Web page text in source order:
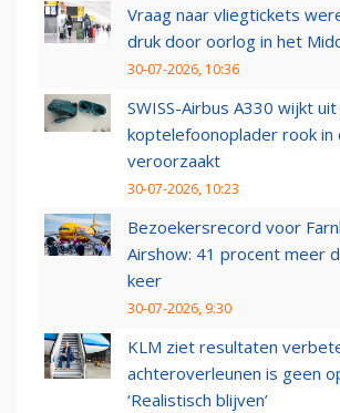
Vraag naar vliegtickets
druk door oorlog in het
30-07-2026, 10:36
SWISS-Airbus A330 wijkt
koptelefoonoplader rook in
veroorzaakt
30-07-2026, 10:23
Bezoekersrecord voor
Airshow: 41 procent meer
keer
30-07-2026, 9:30
KLM ziet resultaten
achteroverleunen is geen
‘Realistisch blijven’